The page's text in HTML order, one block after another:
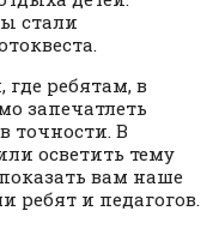
стали
где ребятам, в
запечатлеть
точности. В
осветить тему
вам наше
ребят и педагогов.